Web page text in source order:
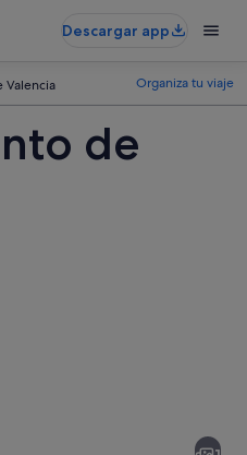
Descargar app
Valencia Organiza tu viaje
de